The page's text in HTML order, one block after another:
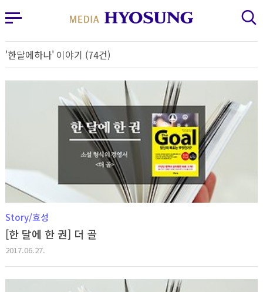
MY FRIEND HYOSUNG
사이드바 열기 검색 레이어 열기
'한달에하나' 이야기 (74건)
Story/효성
[한 달에 한 권] 더 골
2017.06.27.